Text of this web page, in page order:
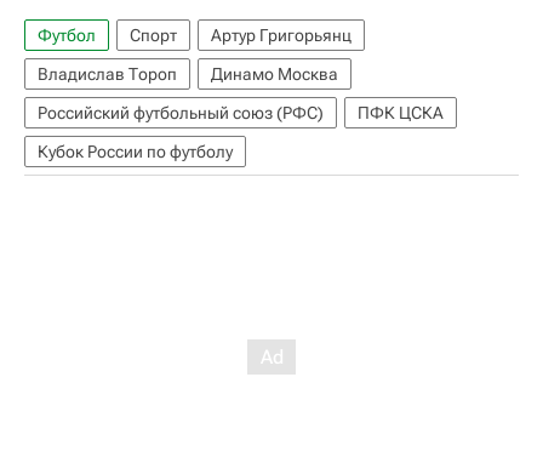
Футбол Спорт
Артур Григорьянц
Владислав Тороп
Динамо Москва
Российский футбольный союз (РФС)
ПФК ЦСКА
Кубок России по футболу